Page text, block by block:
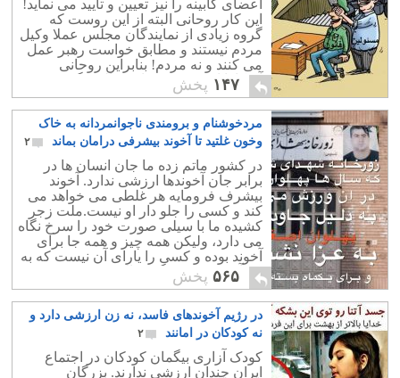
دارد.
اعضای کابینه را نیز تعیین و تأیید می نماید!
این کار روحانی البته از این روست که
گروه زیادی از نمایندگان مجلس عملا وکیل
مردم نیستند و مطابق خواست رهبر عمل
می کنند و نه مردم! بنابراین روحانی
آشکارا این موضوع را به چالش گرفته
است و نشان داده است که مجلس فعلی
دکور است ؛ یعنی بالاتر از اصطبل ، باید به
مهتر اسبان مراجعه نمود تا کابینه چینش
شود.
۱۴۷ پخش
مردخوشنام و برومندی ناجوانمردانه به خاک
وخون غلتید تا آخوند بیشرفی درامان بماند
۲
در کشور ماتم زده ما جان انسان ها در
برابر جان آخوندها ارزشی ندارد. آخوند
بیشرف فرومایه هر غلطی می خواهد می
کند و کسی را جلو دار او نیست.ملت زجر
کشیده ما با سیلی صورت خود را سرخ نگاه
می دارد، ولیکن همه چیز و همه جا برای
آخوند بوده و کسی را یارای آن نیست که به
یک آخوند پیزری بگوید بالای چشمت
ابروست.
۵۶۵ پخش
در رژیم آخوندهای فاسد، نه زن ارزشی دارد و
نه کودکان در امانند
۲
کودک آزاری بیگمان کودکان در اجتماع
ایران چندان ارزشی ندارند. بزرگان